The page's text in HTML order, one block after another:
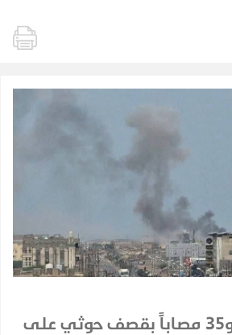
مصادر: 7 قتلى و35 مصاباً بقصف حوثي على